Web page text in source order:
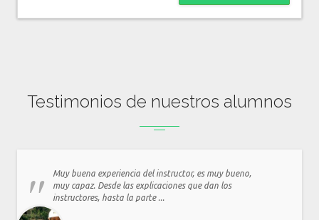
Testimonios de nuestros alumnos
Muy buena experiencia del instructor, es muy bueno,
muy capaz. Desde las explicaciones que dan los
instructores, hasta la parte ...